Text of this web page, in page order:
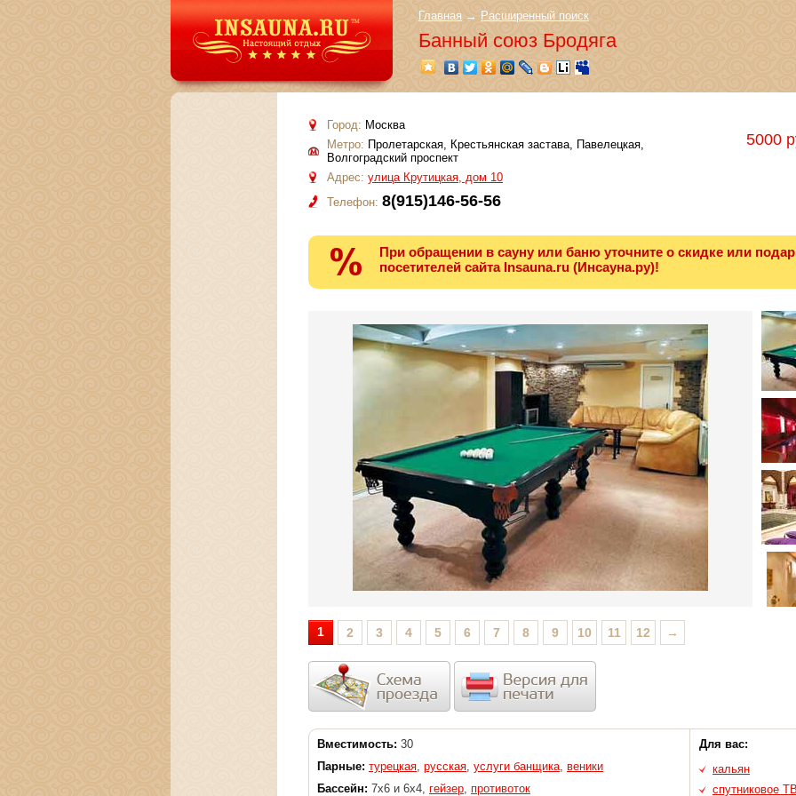
Главная → Расширенный поиск
Банный союз Бродяга
5000
Город: Москва
Метро: Пролетарская, Крестьянская застава, Павелецкая,
Волгоградский проспект
Адрес: улица Крутицкая, дом 10
Телефон: 8(915)146-56-56
При обращении в сауну или баню уточните о скидке или
посетителей сайта Insauna.ru (Инсауна.ру)!
1 2 3 4 5 6 7 8 9 10 11 12 →
Для вас:
кальян
спутниковое
Вместимость: 30
Парные: турецкая, русская, услуги банщика, веники
Бассейн: 7х6 и 6х4, гейзер, противоток